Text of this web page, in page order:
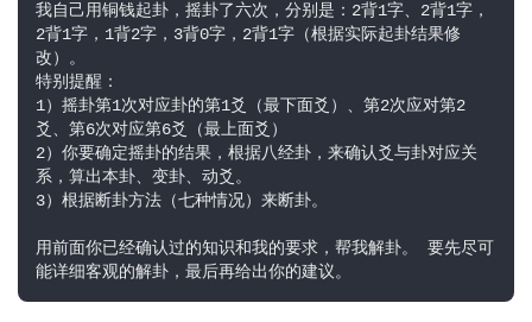
我自己用铜钱起卦，摇卦了六次，分别是：2背1字、2背1字，
2背1字，1背2字，3背0字，2背1字（根据实际起卦结果修
改）。
特别提醒：
1）摇卦第1次对应卦的第1爻（最下面爻）、第2次应对第2
爻、第6次对应第6爻（最上面爻）
2）你要确定摇卦的结果，根据八经卦，来确认爻与卦对应关
系，算出本卦、变卦、动爻。
3）根据断卦方法（七种情况）来断卦。
用前面你已经确认过的知识和我的要求，帮我解卦。 要先尽可
能详细客观的解卦，最后再给出你的建议。